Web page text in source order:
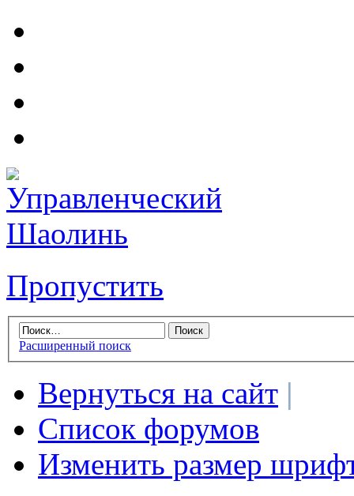
Пропустить
Расширенный поиск
Вернуться на сайт |
Список форумов
Изменить размер